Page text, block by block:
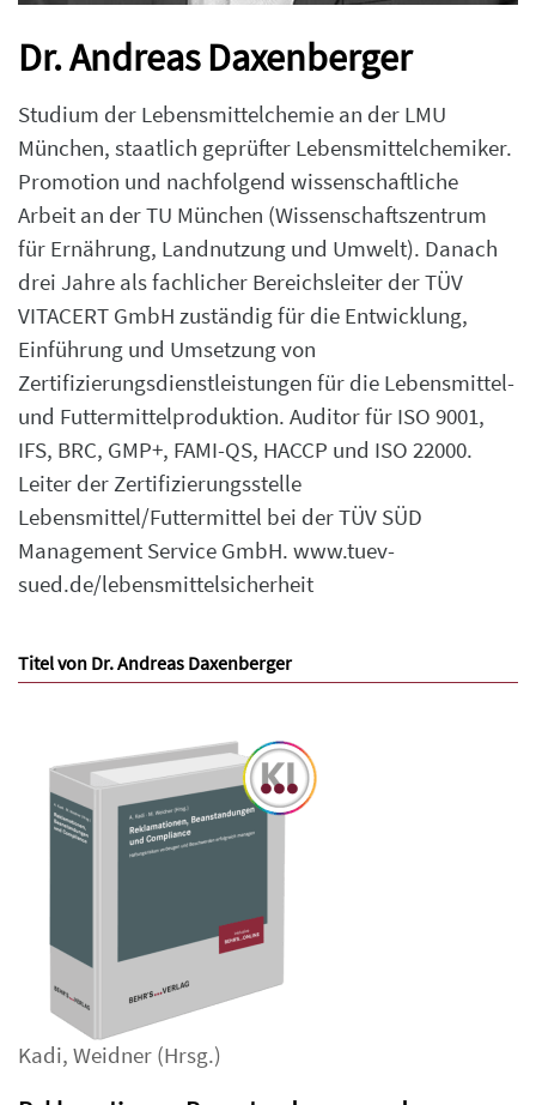
Dr. Andreas Daxenberger
Studium der Lebensmittelchemie an der LMU
München, staatlich geprüfter Lebensmittelchemiker.
Promotion und nachfolgend wissenschaftliche
Arbeit an der TU München (Wissenschaftszentrum
für Ernährung, Landnutzung und Umwelt). Danach
drei Jahre als fachlicher Bereichsleiter der TÜV
VITACERT GmbH zuständig für die Entwicklung,
Einführung und Umsetzung von
Zertifizierungsdienstleistungen für die Lebensmittel-
und Futtermittelproduktion. Auditor für ISO 9001,
IFS, BRC, GMP+, FAMI-QS, HACCP und ISO 22000.
Leiter der Zertifizierungsstelle
Lebensmittel/Futtermittel bei der TÜV SÜD
Management Service GmbH. www.tuev-
sued.de/lebensmittelsicherheit
Titel von Dr. Andreas Daxenberger
Kadi, Weidner (Hrsg.)